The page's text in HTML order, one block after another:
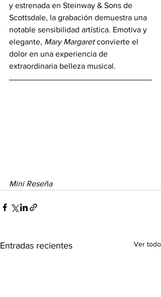
y estrenada en Steinway & Sons de
Scottsdale, la grabación demuestra una
notable sensibilidad artística. Emotiva y
elegante, Mary Margaret convierte el
dolor en una experiencia de
extraordinaria belleza musical.
Mini Reseña
Entradas recientes Ver todo